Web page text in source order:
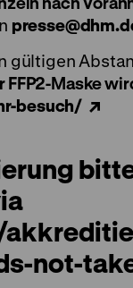
presse@
gültigen
Maske
besuch/
bitte
not-